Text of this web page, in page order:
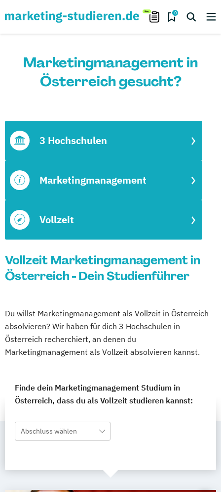
0
Marketingmanagement in
Österreich gesucht?
Vollzeit
Marketingmanagement
3 Hochschulen
Vollzeit Marketingmanagement in
Österreich - Dein Studienführer
Du willst Marketingmanagement als Vollzeit in Österreich
absolvieren? Wir haben für dich 3 Hochschulen in
Österreich recherchiert, an denen du
Marketingmanagement als Vollzeit absolvieren kannst.
Finde dein Marketingmanagement Studium in
Österreich, dass du als Vollzeit studieren kannst:
Abschluss wählen